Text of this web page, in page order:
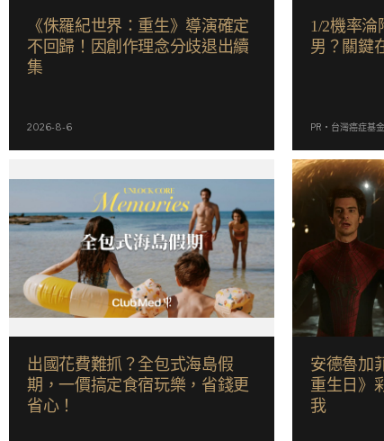
《侏羅紀世界：重生》導演確定
不回歸！因創作理念分歧退出續
集
2026-8-6
1/2機率
男？關鍵
PR・台灣癌症基
出國花費難抓？全包式海島假
期，一價搞定食宿玩樂，省錢更
省心！
安德魯加
重生日》
我